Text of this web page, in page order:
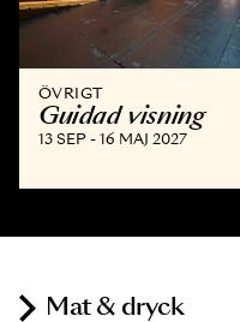
ÖVRIGT
Guidad visning
13 SEP - 16 MAJ 2027
Mat & dryck